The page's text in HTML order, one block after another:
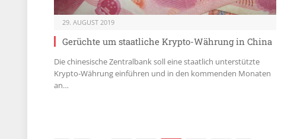
29. AUGUST 2019
Gerüchte um staatliche Krypto-Währung in China
Die chinesische Zentralbank soll eine staatlich unterstützte
Krypto-Währung einführen und in den kommenden Monaten
an…